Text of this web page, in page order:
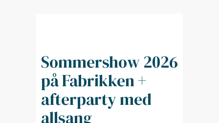
Sommershow 2026
på Fabrikken +
afterparty med
allsang